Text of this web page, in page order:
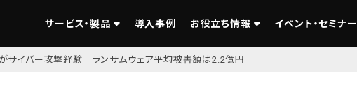
サービス・製品 導入事例 お役立ち情報 イベント・セミナー
サイバー攻撃経験 ランサムウェア平均被害額は2.2億円